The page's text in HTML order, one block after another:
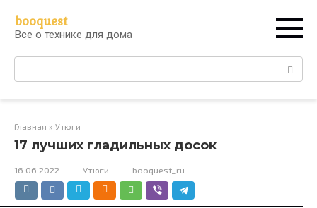
контенту
booquest
Все о технике для дома
Поиск:
Главная » Утюги
17 лучших гладильных досок
16.06.2022 Утюги booquest_ru